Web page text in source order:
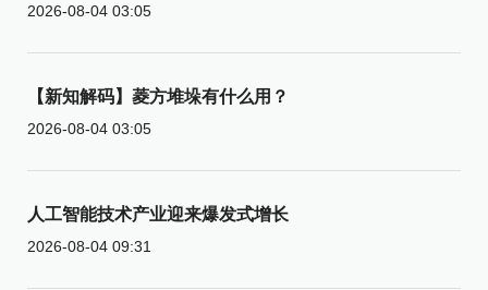
2026-08-04 03:05
【新知解码】菱方堆垛有什么用？
2026-08-04 03:05
人工智能技术产业迎来爆发式增长
2026-08-04 09:31